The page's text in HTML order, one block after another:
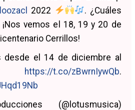
2022
. ¿Cuáles
vemos el 18, 19 y 20 de
Cerrillos!
desde el 14 de diciembre al
https://t.co/zBwrnIywQb.
(@lotusmusica)